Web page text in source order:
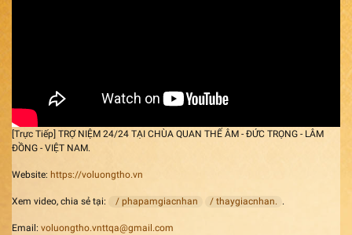
[Trực Tiếp] TRỢ NIỆM 24/24 TẠI CHÙA QUAN THẾ ÂM - ĐỨC TRỌNG - LÂM
ĐỒNG - VIỆT NAM.
Website: https://voluongtho.vn
Xem video, chia sẻ tại: / phapamgiacnhan / thaygiacnhan. .
Email: voluongtho.vnttqa@gmail.com